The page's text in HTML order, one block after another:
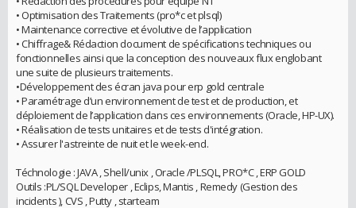
• Optimisation des Traitements (pro*c et plsql)
• Maintenance corrective et évolutive de l’application
• Chiffrage& Rédaction document de spécifications techniques ou
fonctionnelles ainsi que la conception des nouveaux flux englobant
une suite de plusieurs traitements.
•Développement des écran java pour erp gold centrale
• Paramétrage d’un environnement de test et de production, et
déploiement de l’application dans ces environnements (Oracle, HP-UX).
• Réalisation de tests unitaires et de tests d'intégration.
• Assurer l'astreinte de nuit et le week-end.
Téchnologie : JAVA , Shell/unix , Oracle /PLSQL, PRO*C , ERP GOLD
Outils :PL/SQL Developer , Eclips, Mantis , Remedy (Gestion des
incidents ), CVS , Putty , starteam